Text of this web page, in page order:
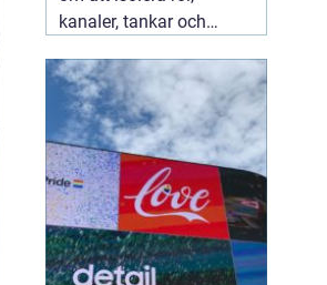
kanaler, tankar och
byggnader och
industrier. Syftet är att
spara energi, skapa
jämnare inomhusklimat
och öka säkerheten. När
företag arbetar
strukturerat07 augusti
2026